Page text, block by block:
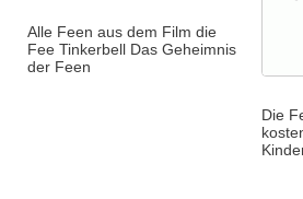
Alle Feen aus dem Film die
Fee Tinkerbell Das Geheimnis
der Feen
Die